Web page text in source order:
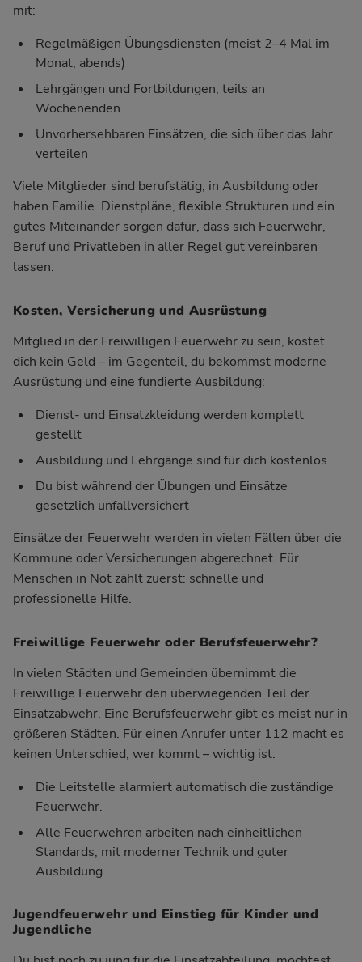
mit:
Regelmäßigen Übungsdiensten (meist 2–4 Mal im
Monat, abends)
Lehrgängen und Fortbildungen, teils an
Wochenenden
Unvorhersehbaren Einsätzen, die sich über das Jahr
verteilen
Viele Mitglieder sind berufstätig, in Ausbildung oder
haben Familie. Dienstpläne, flexible Strukturen und ein
gutes Miteinander sorgen dafür, dass sich Feuerwehr,
Beruf und Privatleben in aller Regel gut vereinbaren
lassen.
Kosten, Versicherung und Ausrüstung
Mitglied in der Freiwilligen Feuerwehr zu sein, kostet
dich kein Geld – im Gegenteil, du bekommst moderne
Ausrüstung und eine fundierte Ausbildung:
Dienst- und Einsatzkleidung werden komplett
gestellt
Ausbildung und Lehrgänge sind für dich kostenlos
Du bist während der Übungen und Einsätze
gesetzlich unfallversichert
Einsätze der Feuerwehr werden in vielen Fällen über die
Kommune oder Versicherungen abgerechnet. Für
Menschen in Not zählt zuerst: schnelle und
professionelle Hilfe.
Freiwillige Feuerwehr oder Berufsfeuerwehr?
In vielen Städten und Gemeinden übernimmt die
Freiwillige Feuerwehr den überwiegenden Teil der
Einsatzabwehr. Eine Berufsfeuerwehr gibt es meist nur in
größeren Städten. Für einen Anrufer unter 112 macht es
keinen Unterschied, wer kommt – wichtig ist:
Die Leitstelle alarmiert automatisch die zuständige
Feuerwehr.
Alle Feuerwehren arbeiten nach einheitlichen
Standards, mit moderner Technik und guter
Ausbildung.
Jugendfeuerwehr und Einstieg für Kinder und
Jugendliche